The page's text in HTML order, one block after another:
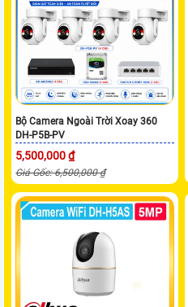
Bộ Camera Ngoài Trời Xoay 360
DH-P5B-PV
5,500,000 ₫
Giá Gốc: 6,500,000 ₫